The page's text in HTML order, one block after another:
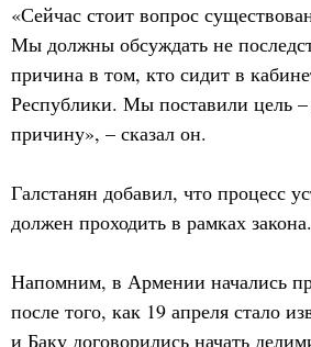
«Сейчас стоит вопрос
Мы должны обсуждать не
причина в том, кто сидит в
Республики. Мы поставили цель –
причину», – сказал он.
Галстанян добавил, что процесс
должен проходить в рамках закона.
Напомним, в Армении начались
после того, как 19 апреля стало
и Баку договорились начать